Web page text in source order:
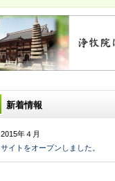
新着情報
2015年４月
サイトをオープンしました。